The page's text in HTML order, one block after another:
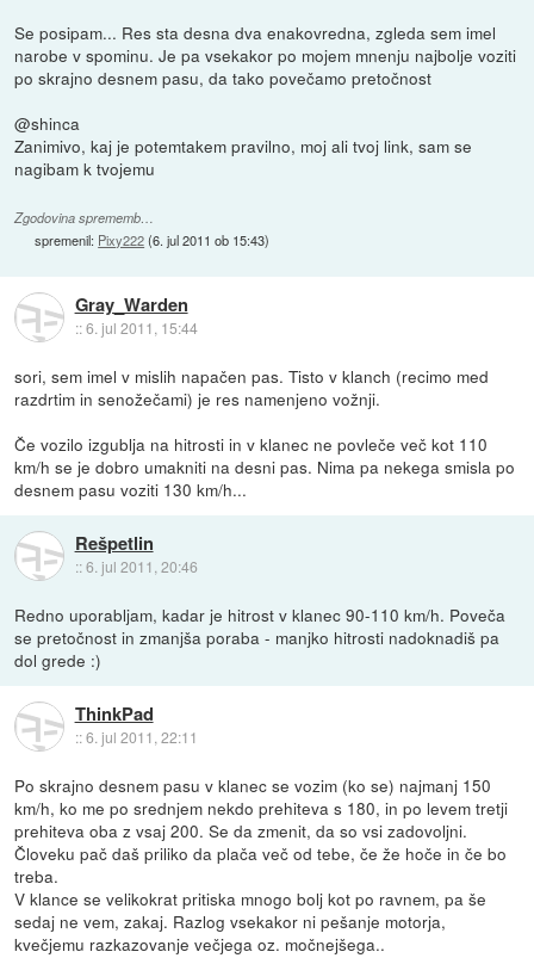
Se posipam... Res sta desna dva enakovredna, zgleda sem imel
narobe v spominu. Je pa vsekakor po mojem mnenju najbolje voziti
po skrajno desnem pasu, da tako povečamo pretočnost
@shinca
Zanimivo, kaj je potemtakem pravilno, moj ali tvoj link, sam se
nagibam k tvojemu
Zgodovina sprememb…
spremenil: Pixy222(6. jul 2011 ob 15:43)
Gray_Warden
::6. jul 2011, 15:44
sori, sem imel v mislih napačen pas. Tisto v klanch (recimo med
razdrtim in senožečami) je res namenjeno vožnji.
Če vozilo izgublja na hitrosti in v klanec ne povleče več kot 110
km/h se je dobro umakniti na desni pas. Nima pa nekega smisla po
desnem pasu voziti 130 km/h...
Rešpetlin
::6. jul 2011, 20:46
Redno uporabljam, kadar je hitrost v klanec 90-110 km/h. Poveča
se pretočnost in zmanjša poraba - manjko hitrosti nadoknadiš pa
dol grede :)
ThinkPad
::6. jul 2011, 22:11
Po skrajno desnem pasu v klanec se vozim (ko se) najmanj 150
km/h, ko me po srednjem nekdo prehiteva s 180, in po levem tretji
prehiteva oba z vsaj 200. Se da zmenit, da so vsi zadovoljni.
Človeku pač daš priliko da plača več od tebe, če že hoče in če bo
treba.
V klance se velikokrat pritiska mnogo bolj kot po ravnem, pa še
sedaj ne vem, zakaj. Razlog vsekakor ni pešanje motorja,
kvečjemu razkazovanje večjega oz. močnejšega..